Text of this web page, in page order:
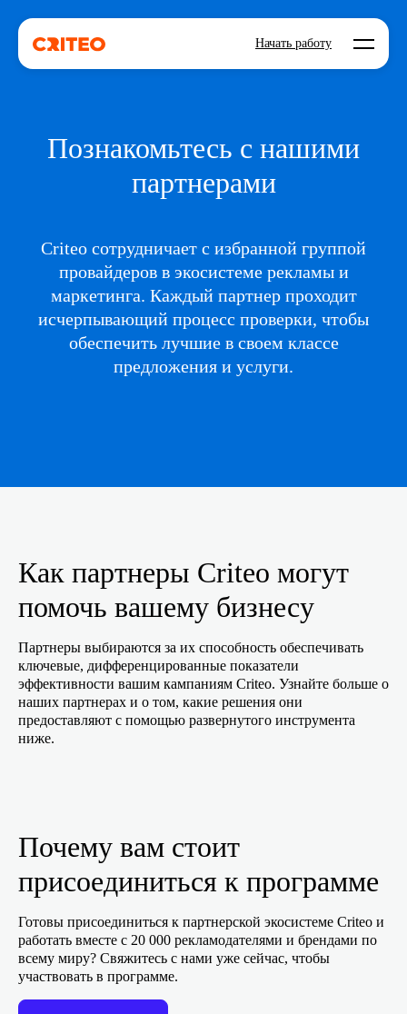
Начать работу Open
Познакомьтесь с нашими
партнерами
Criteo сотрудничает с избранной группой
провайдеров в экосистеме рекламы и
маркетинга. Каждый партнер проходит
исчерпывающий процесс проверки, чтобы
обеспечить лучшие в своем классе
предложения и услуги.
Как партнеры Criteo могут
помочь вашему бизнесу
Партнеры выбираются за их способность обеспечивать
ключевые, дифференцированные показатели
эффективности вашим кампаниям Criteo. Узнайте больше о
наших партнерах и о том, какие решения они
предоставляют с помощью развернутого инструмента
ниже.
Почему вам стоит
присоединиться к программе
Готовы присоединиться к партнерской экосистеме Criteo и
работать вместе с 20 000 рекламодателями и брендами по
всему миру? Свяжитесь с нами уже сейчас, чтобы
участвовать в программе.